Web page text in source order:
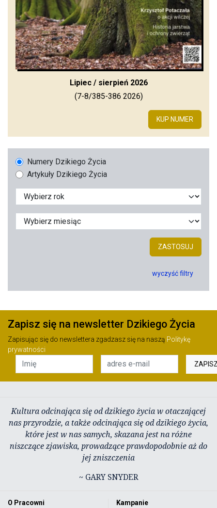
Lipiec / sierpień 2026
(7-8/385-386 2026)
KUP NUMER
Numery Dzikiego Życia
Artykuły Dzikiego Życia
ZASTOSUJ
wyczyść filtry
Zapisz się na newsletter Dzikiego Życia
Zapisując się do newslettera zgadzasz się na naszą Politykę
prywatności
Kultura odcinająca się od dzikiego życia w otaczającej
nas przyrodzie, a także odcinająca się od dzikiego życia,
które jest w nas samych, skazana jest na różne
niszczące zjawiska, prowadzące prawdopodobnie aż do
jej zniszczenia
~ GARY SNYDER
O Pracowni
Kampanie